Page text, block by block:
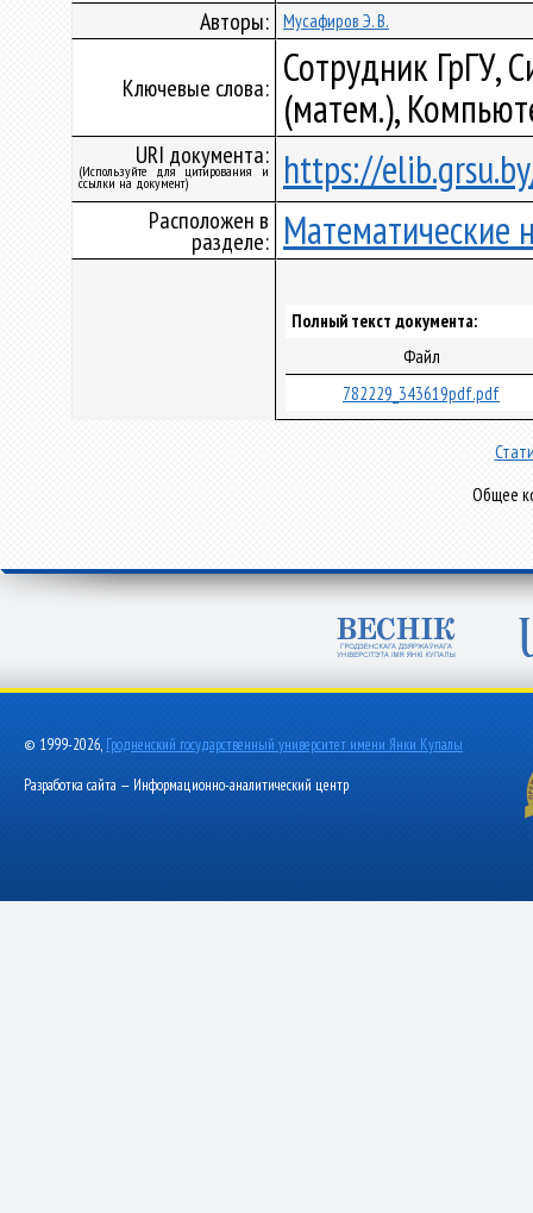
Авторы: Мусафиров Э. В.
Ключевые слова: Сотрудник ГрГУ,
(матем.),
URI документа:
(Используйте для цитирования и
ссылки на документ) https://
Расположен в
разделе: Математические
Полный текст документа:
Файл
782229_343619pdf.pdf
Общее
© 1999-2026, Гродненский государственный университет имени Янки Купалы
Разработка сайта — Информационно-аналитический центр